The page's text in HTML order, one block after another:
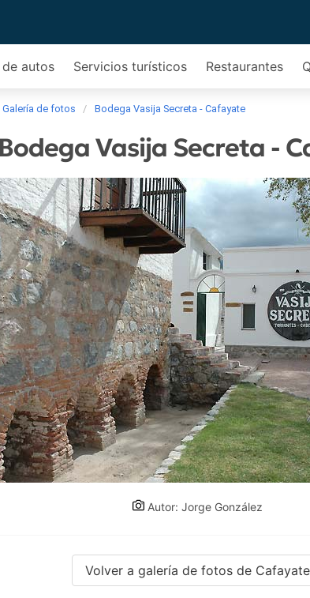
autos Servicios turísticos Restaurantes
Galería de fotos Bodega Vasija Secreta - Cafayate
Bodega Vasija Secreta -
Autor: Jorge González
Volver a galería de fotos de Cafayate